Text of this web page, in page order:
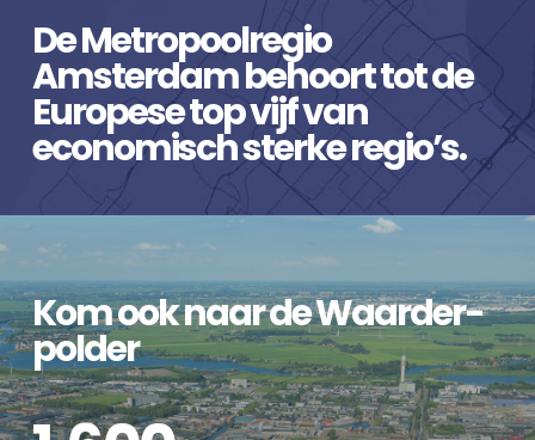
De Metropoolregio
Amsterdam behoort tot de
Europese top vijf van
economisch sterke regio’s.
Kom ook naar de Waarder­
polder